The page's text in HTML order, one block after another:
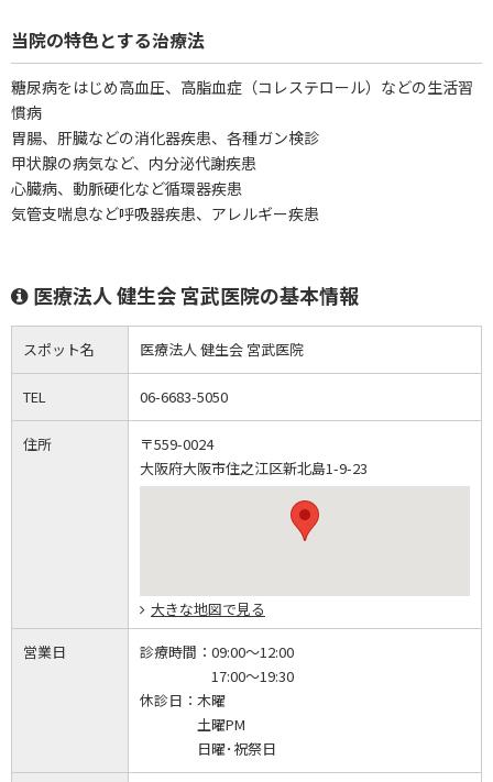
当院の特色とする治療法
糖尿病をはじめ高血圧、高脂血症（コレステロール）などの生活習
慣病
胃腸、肝臓などの消化器疾患、各種ガン検診
甲状腺の病気など、内分泌代謝疾患
心臓病、動脈硬化など循環器疾患
気管支喘息など呼吸器疾患、アレルギー疾患
医療法人 健生会 宮武医院の基本情報
スポット名 医療法人 健生会 宮武医院
TEL 06-6683-5050
住所
〒559-0024
大阪府大阪市住之江区新北島1-9-23
大きな地図で見る
営業日 診療時間： 09:00～12:00
17:00～19:30
休診日： 木曜
土曜PM
日曜･祝祭日